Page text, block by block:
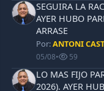
SEGUIRA LA
AYER HUBO
ARRASE
Por:ANTONI
05/08• 59
LO MAS FIJO
2026). AYER